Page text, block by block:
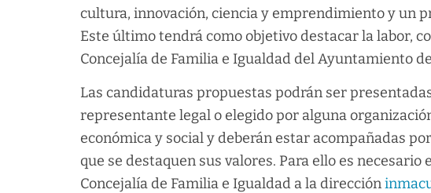
cultura, innovación, ciencia y emprendimiento y un
Este último tendrá como objetivo destacar la labor,
Concejalía de Familia e Igualdad del Ayuntamiento
Las candidaturas propuestas podrán ser
representante legal o elegido por alguna
económica y social y deberán estar acompañadas
que se destaquen sus valores. Para ello es
Concejalía de Familia e Igualdad a la dirección